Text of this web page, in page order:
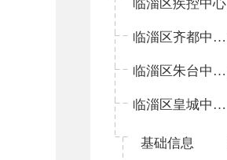
临淄区疾控中心
临淄区齐都中心卫生院
临淄区朱台中心卫生院
临淄区皇城中心卫生院
基础信息